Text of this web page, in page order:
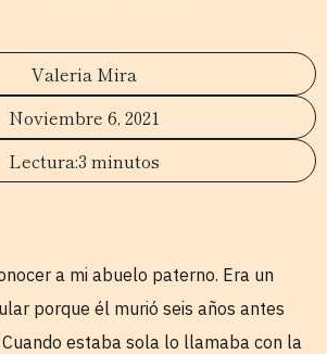
Valeria Mira
Noviembre 6, 2021
3 minutos
a mi abuelo paterno. Era un
porque él murió seis años antes
estaba sola lo llamaba con la